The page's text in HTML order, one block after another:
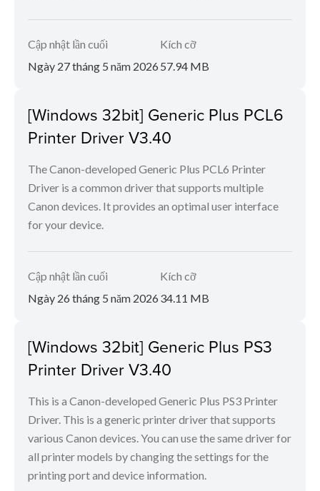
Cập nhật lần cuối
Ngày 27 tháng 5 năm 2026
Kích cỡ
57.94 MB
[Windows 32bit] Generic Plus PCL6
Printer Driver V3.40
The Canon-developed Generic Plus PCL6 Printer
Driver is a common driver that supports multiple
Canon devices. It provides an optimal user interface
for your device.
Cập nhật lần cuối
Ngày 26 tháng 5 năm 2026
Kích cỡ
34.11 MB
[Windows 32bit] Generic Plus PS3
Printer Driver V3.40
This is a Canon-developed Generic Plus PS3 Printer
Driver. This is a generic printer driver that supports
various Canon devices. You can use the same driver for
all printer models by changing the settings for the
printing port and device information.